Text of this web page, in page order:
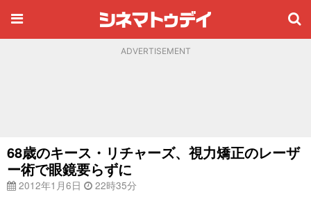
ADVERTISEMENT
68歳のキース・リチャーズ、視力矯正のレーザ
ー術で眼鏡要らずに
2012年1月6日 22時35分